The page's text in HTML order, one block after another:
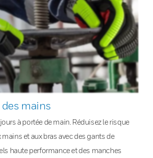
mains
à portée de main. Réduisez le risque
et aux bras avec des gants de
haute performance et des manches